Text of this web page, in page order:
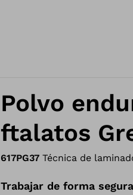
Polvo
ftalatos
617PG37 Técnica de
Trabajar de forma